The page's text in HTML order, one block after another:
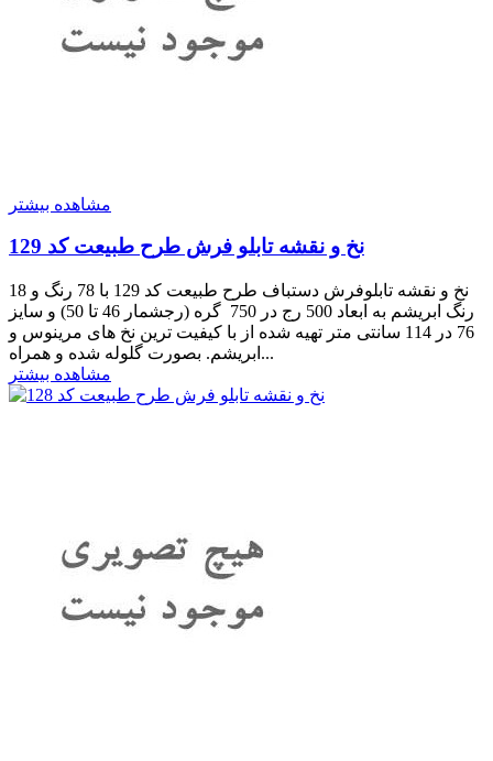
مشاهده بیشتر
نخ و نقشه تابلو فرش طرح طبیعت کد 129
نخ و نقشه تابلوفرش دستباف طرح طبیعت کد 129 با 78 رنگ و 18
رنگ ابریشم به ابعاد 500 رج در 750 گره (رجشمار 46 تا 50) و سایز
76 در 114 سانتی متر تهیه شده از با کیفیت ترین نخ های مرینوس و
ابریشم. بصورت گلوله شده و همراه...
مشاهده بیشتر